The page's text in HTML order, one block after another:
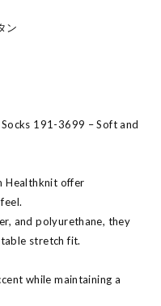
ン
191-3699 – Soft and
Healthknit offer
and polyurethane, they
stretch fit.
while maintaining a